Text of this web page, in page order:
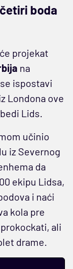
boda
projekat
na
ispostavi
Londona ove
Lids.
učinio
iz Severnog
da
ekipu Lidsa,
i naći
kola pre
ali
drame.